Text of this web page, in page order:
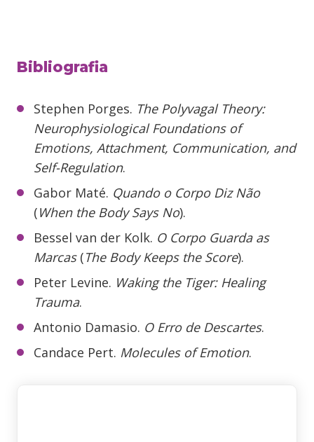
Bibliografia
Stephen Porges. The Polyvagal Theory:
Neurophysiological Foundations of
Emotions, Attachment, Communication, and
Self-Regulation.
Gabor Maté. Quando o Corpo Diz Não
(When the Body Says No).
Bessel van der Kolk. O Corpo Guarda as
Marcas(The Body Keeps the Score).
Peter Levine. Waking the Tiger: Healing
Trauma.
Antonio Damasio. O Erro de Descartes.
Candace Pert. Molecules of Emotion.